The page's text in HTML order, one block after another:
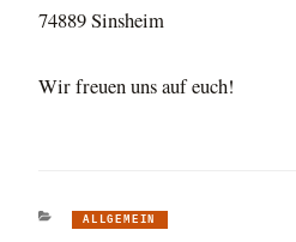
74889 Sinsheim
Wir freuen uns auf euch!
KATEGORIEN
ALLGEMEIN